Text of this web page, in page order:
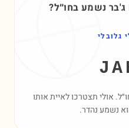
ג'בר נשמע בחו״ל?
גלובלי
אולי תצטרכו לאיית אותו
נשמע נהדר.